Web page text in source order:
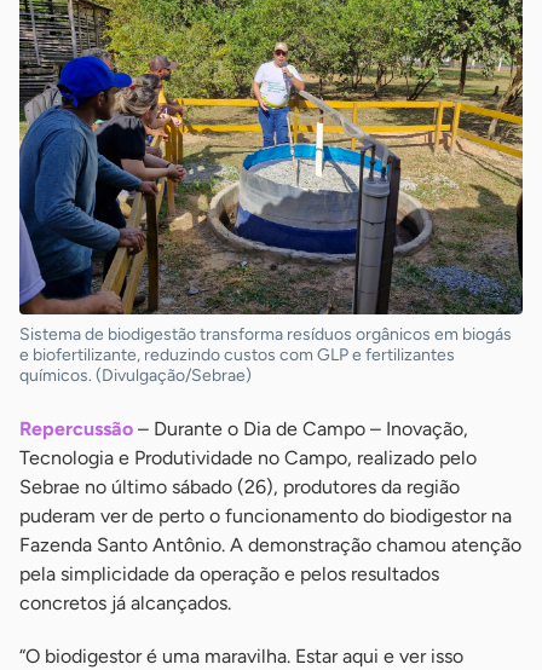
Sistema de biodigestão transforma resíduos orgânicos em biogás
e biofertilizante, reduzindo custos com GLP e fertilizantes
químicos. (Divulgação/Sebrae)
Repercussão – Durante o Dia de Campo – Inovação,
Tecnologia e Produtividade no Campo, realizado pelo
Sebrae no último sábado (26), produtores da região
puderam ver de perto o funcionamento do biodigestor na
Fazenda Santo Antônio. A demonstração chamou atenção
pela simplicidade da operação e pelos resultados
concretos já alcançados.
“O biodigestor é uma maravilha. Estar aqui e ver isso